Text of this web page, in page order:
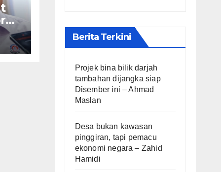
Berita Terkini
Projek bina bilik darjah
tambahan dijangka siap
Disember ini – Ahmad
Maslan
Desa bukan kawasan
pinggiran, tapi pemacu
ekonomi negara – Zahid
Hamidi